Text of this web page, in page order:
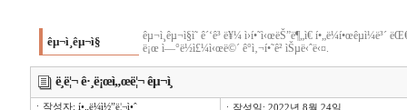
êµ¬ì¸êµ¬ì§
êµ¬ì¸êµ¬ì§ì˜ ê´‘ê³ ë¥¼ ì›í•˜ì‹œëŠ”ë¶„ì€
ë¡œ ì—°ë½ì£¼ì‹œë©´ ê°ì‚¬í•˜ê² ìŠµë‹ˆë‹¤.
ë¸ë¦¬ ê·¸ë¡œì„œë¦¬ êµ¬ì¸
ㆍ작성자: í•„ë¼ì½”ë¦¬ì•ˆ
ㆍ작성일: 2022년 8월 24일